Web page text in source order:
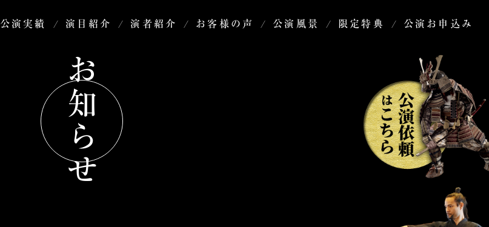
公演実績 演目紹介 演者紹介 お客様の声 公演風景 限定特典 公演お申込み
お知らせ